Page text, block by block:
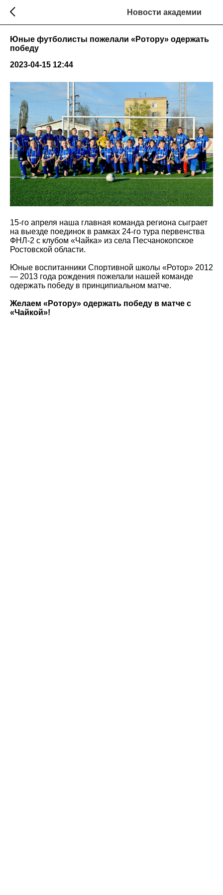
Новости академии
Юные футболисты пожелали «Ротору» одержать
победу
2023-04-15 12:44
15-го апреля наша главная команда региона сыграет
на выезде поединок в рамках 24-го тура первенства
ФНЛ-2 с клубом «Чайка» из села Песчанокопское
Ростовской области.
Юные воспитанники Спортивной школы «Ротор» 2012
— 2013 года рождения пожелали нашей команде
одержать победу в принципиальном матче.
Желаем «Ротору» одержать победу в матче с
«Чайкой»!